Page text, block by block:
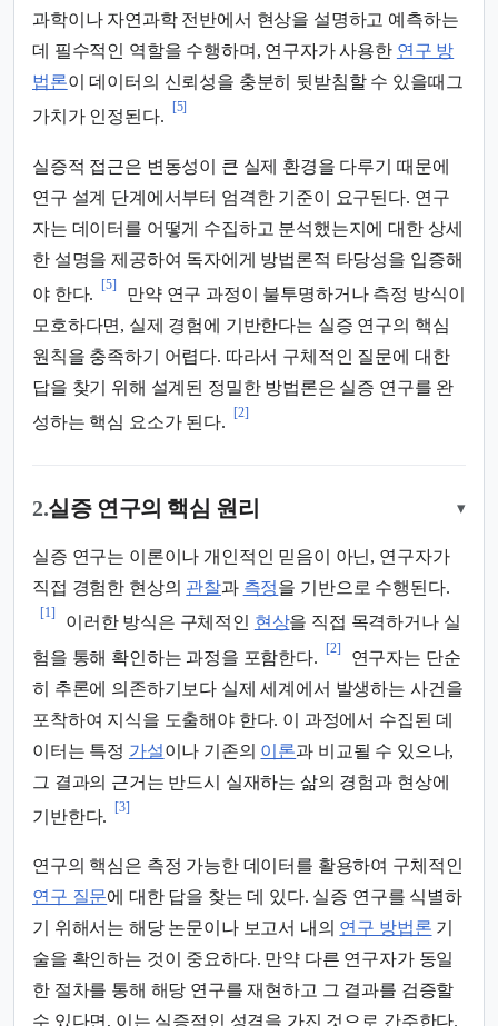
과학이나 자연과학 전반에서 현상을 설명하고 예측하는
데 필수적인 역할을 수행하며, 연구자가 사용한 연구 방
법론이 데이터의 신뢰성을 충분히 뒷받침할 수 있을때그
가치가 인정된다.
[5]
실증적 접근은 변동성이 큰 실제 환경을 다루기 때문에
연구 설계 단계에서부터 엄격한 기준이 요구된다. 연구
자는 데이터를 어떻게 수집하고 분석했는지에 대한 상세
한 설명을 제공하여 독자에게 방법론적 타당성을 입증해
야 한다.
[5]
만약 연구 과정이 불투명하거나 측정 방식이
모호하다면, 실제 경험에 기반한다는 실증 연구의 핵심
원칙을 충족하기 어렵다. 따라서 구체적인 질문에 대한
답을 찾기 위해 설계된 정밀한 방법론은 실증 연구를 완
성하는 핵심 요소가 된다.
[2]
2.실증 연구의 핵심 원리 ▾
실증 연구는 이론이나 개인적인 믿음이 아닌, 연구자가
직접 경험한 현상의 관찰과 측정을 기반으로 수행된다.
[1]
이러한 방식은 구체적인 현상을 직접 목격하거나 실
험을 통해 확인하는 과정을 포함한다.
[2]
연구자는 단순
히 추론에 의존하기보다 실제 세계에서 발생하는 사건을
포착하여 지식을 도출해야 한다. 이 과정에서 수집된 데
이터는 특정 가설이나 기존의 이론과 비교될 수 있으나,
그 결과의 근거는 반드시 실재하는 삶의 경험과 현상에
기반한다.
[3]
연구의 핵심은 측정 가능한 데이터를 활용하여 구체적인
연구 질문에 대한 답을 찾는 데 있다. 실증 연구를 식별하
기 위해서는 해당 논문이나 보고서 내의 연구 방법론 기
술을 확인하는 것이 중요하다. 만약 다른 연구자가 동일
한 절차를 통해 해당 연구를 재현하고 그 결과를 검증할
수 있다면, 이는 실증적인 성격을 가진 것으로 간주한다.